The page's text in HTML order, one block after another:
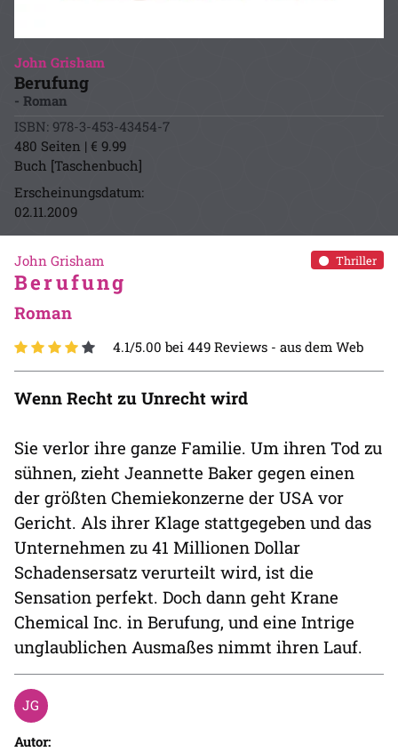
John Grisham
Berufung
- Roman
ISBN: 978-3-453-43454-7
480 Seiten | € 9.99
Buch [Taschenbuch]
Erscheinungsdatum:
02.11.2009
Thriller
John Grisham
Berufung
Roman
4.1/5.00 bei 449 Reviews - aus dem Web
Wenn Recht zu Unrecht wird
Sie verlor ihre ganze Familie. Um ihren Tod zu
sühnen, zieht Jeannette Baker gegen einen
der größten Chemiekonzerne der USA vor
Gericht. Als ihrer Klage stattgegeben und das
Unternehmen zu 41 Millionen Dollar
Schadensersatz verurteilt wird, ist die
Sensation perfekt. Doch dann geht Krane
Chemical Inc. in Berufung, und eine Intrige
unglaublichen Ausmaßes nimmt ihren Lauf.
Autor: